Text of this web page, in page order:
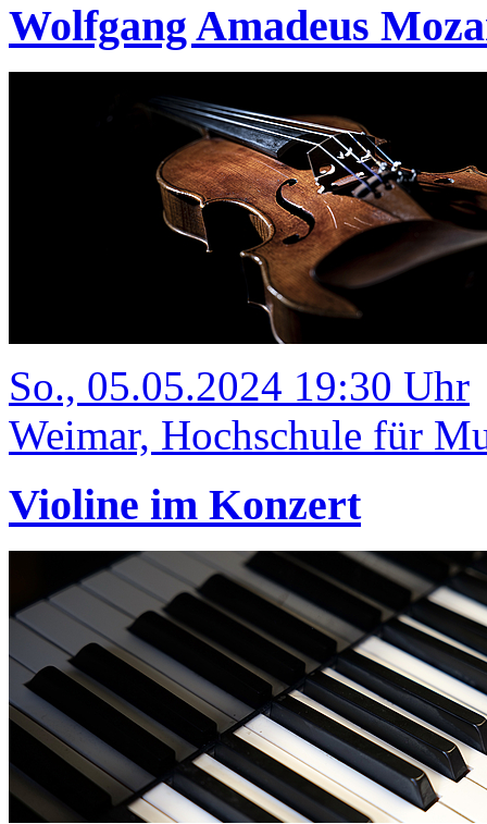
Wolfgang Amadeus
So., 05.05.2024 19:30 Uhr
Weimar, Hochschule für
Violine im Konzert